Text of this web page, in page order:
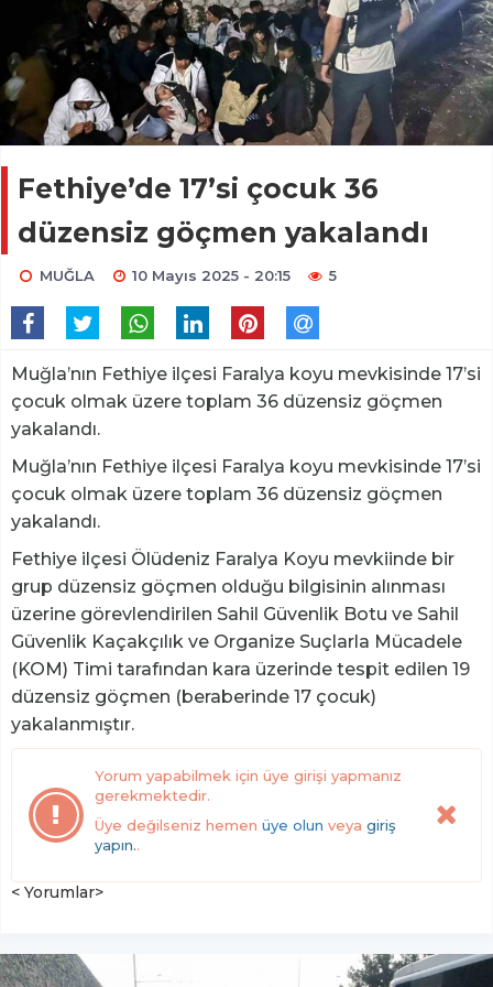
Fethiye’de 17’si çocuk 36
düzensiz göçmen yakalandı
MUĞLA 10 Mayıs 2025 - 20:15 5
Muğla’nın Fethiye ilçesi Faralya koyu mevkisinde 17’si
çocuk olmak üzere toplam 36 düzensiz göçmen
yakalandı.
Muğla’nın Fethiye ilçesi Faralya koyu mevkisinde 17’si
çocuk olmak üzere toplam 36 düzensiz göçmen
yakalandı.
Fethiye ilçesi Ölüdeniz Faralya Koyu mevkiinde bir
grup düzensiz göçmen olduğu bilgisinin alınması
üzerine görevlendirilen Sahil Güvenlik Botu ve Sahil
Güvenlik Kaçakçılık ve Organize Suçlarla Mücadele
(KOM) Timi tarafından kara üzerinde tespit edilen 19
düzensiz göçmen (beraberinde 17 çocuk)
yakalanmıştır.
Yorum yapabilmek için üye girişi yapmanız
gerekmektedir.
Üye değilseniz hemen üye olun veya giriş
yapın..
< Yorumlar>